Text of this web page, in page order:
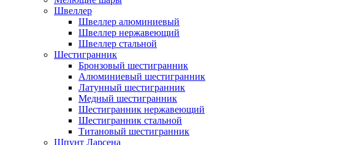
Швеллер
Швеллер алюминиевый
Швеллер нержавеющий
Швеллер стальной
Шестигранник
Бронзовый шестигранник
Алюминиевый шестигранник
Латунный шестигранник
Медный шестигранник
Шестигранник нержавеющий
Шестигранник стальной
Титановый шестигранник
Шпунт Ларсена